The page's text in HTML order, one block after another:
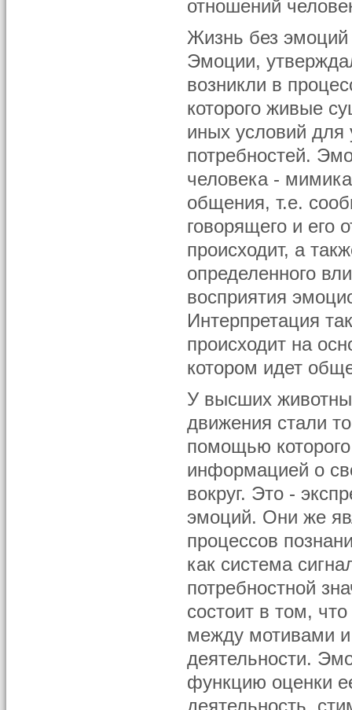
отношений
Жизнь без
Эмоции,
возникли в
которого живые
иных условий для
потребностей.
человека -
общения, т.е.
говорящего и его
происходит, а
определенного
восприятия
Интерпретация
происходит на
котором идет
У высших
движения стали
помощью
информацией о
вокруг. Это -
эмоций. Они же
процессов
как система
потребностной
состоит в том,
между мотивами
деятельности.
функцию оценки